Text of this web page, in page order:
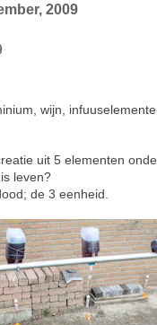
2009
wijn,
uit 5 elementen
leven?
de 3 eenheid.